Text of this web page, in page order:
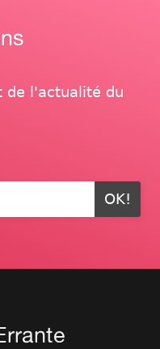
de l'actualité du
OK!